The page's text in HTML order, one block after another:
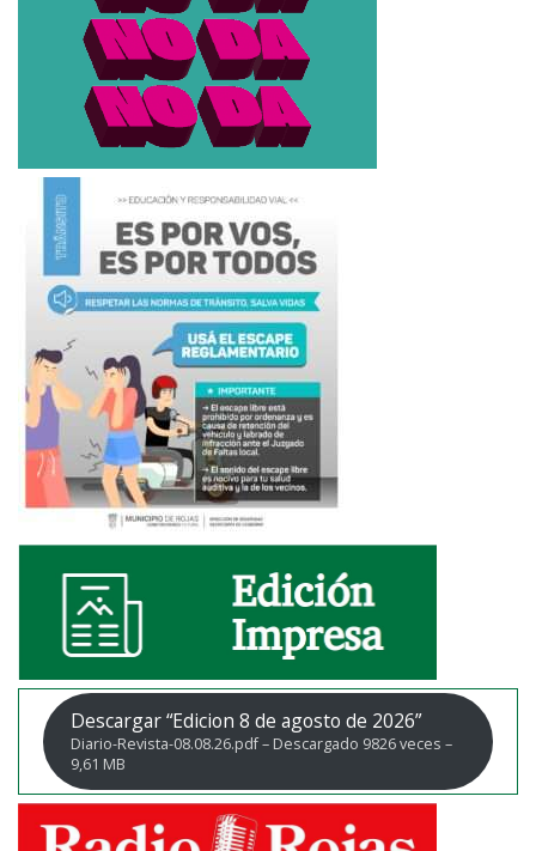
Descargar “Edicion 8 de agosto de 2026”
Diario-Revista-08.08.26.pdf – Descargado 9826 veces –
9,61 MB